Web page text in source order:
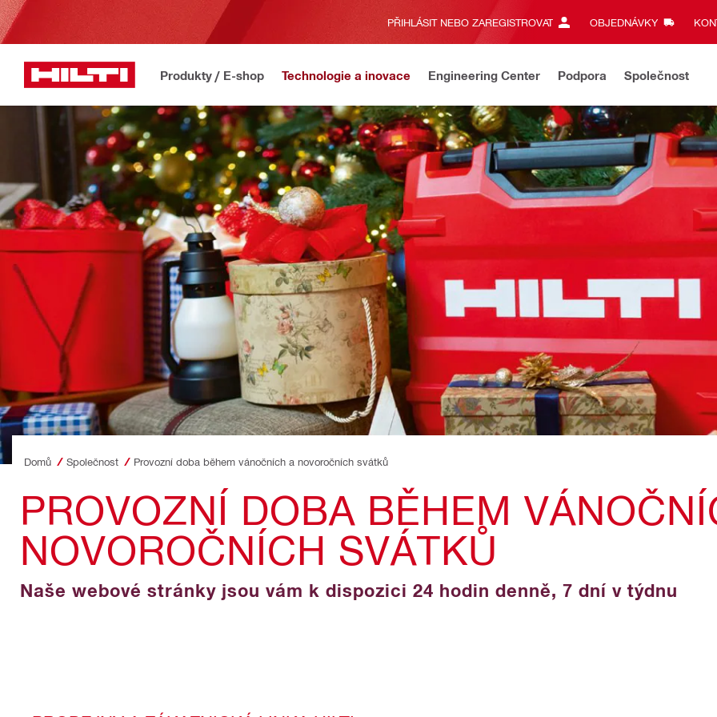
PŘIHLÁSIT NEBO ZAREGISTROVAT OBJEDNÁVKY
Produkty / E-shop Technologie a inovace Engineering Center Podpora Společnost
Domů Společnost Provozní doba během vánočních a novoročních svátků
PROVOZNÍ DOBA BĚHEM
NOVOROČNÍCH SVÁTKŮ
Naše webové stránky jsou vám k dispozici 24 hodin denně, 7 dní v týdnu